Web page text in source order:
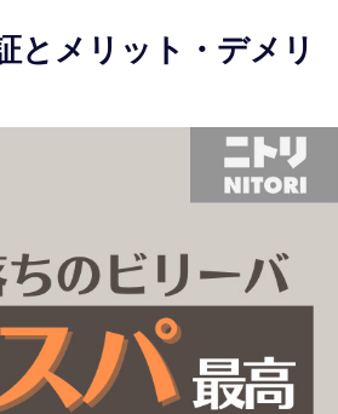
とメリット・デメリ